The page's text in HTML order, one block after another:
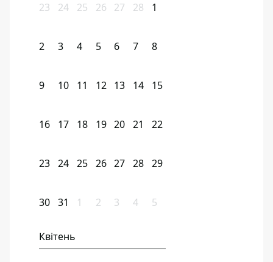
23 24 25 26 27 28 1
2 3 4 5 6 7 8
9 10 11 12 13 14 15
16 17 18 19 20 21 22
23 24 25 26 27 28 29
30 31 1 2 3 4 5
Квітень